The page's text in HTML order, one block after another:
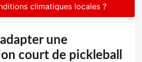
climatiques locales ?
une
court de pickleball